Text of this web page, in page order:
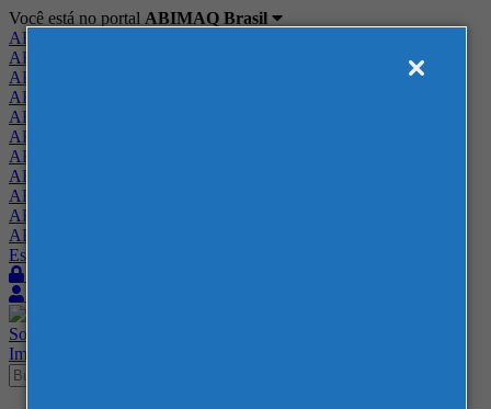
Você está no portal ABIMAQ Brasil
ABIMAQ Brasil
ABIMAQ Minas Gerais
ABIMAQ Norte-Nordeste
ABIMAQ Paraná
ABIMAQ Piracicaba
ABIMAQ Ribeirão Preto
ABIMAQ Rio de Janeiro
ABIMAQ Rio Grande do Sul
ABIMAQ Santa Catarina
ABIMAQ São Paulo
ABIMAQ Vale do Paraíba
Escritório de Relações Governamentais
Sobre
Imprensa